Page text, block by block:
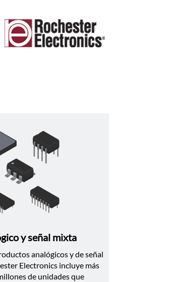
y señal mixta
analógicos y de señal
Electronics incluye más
de unidades que